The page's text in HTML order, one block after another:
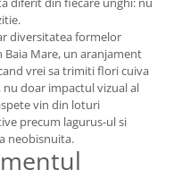
diversitatea formelor
Mare, un aranjament
vrei sa trimiti flori cuiva
doar impactul vizual al
vin din loturi
precum lagurus-ul si
neobisnuita.